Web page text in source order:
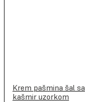
Krem pašmina šal sa
kašmir uzorkom